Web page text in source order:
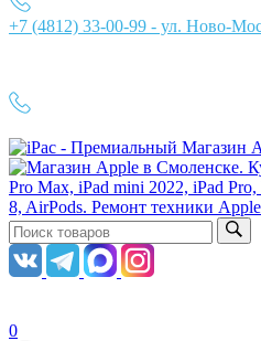
+7 (4812) 33-00-99 - ул. Ново-
0